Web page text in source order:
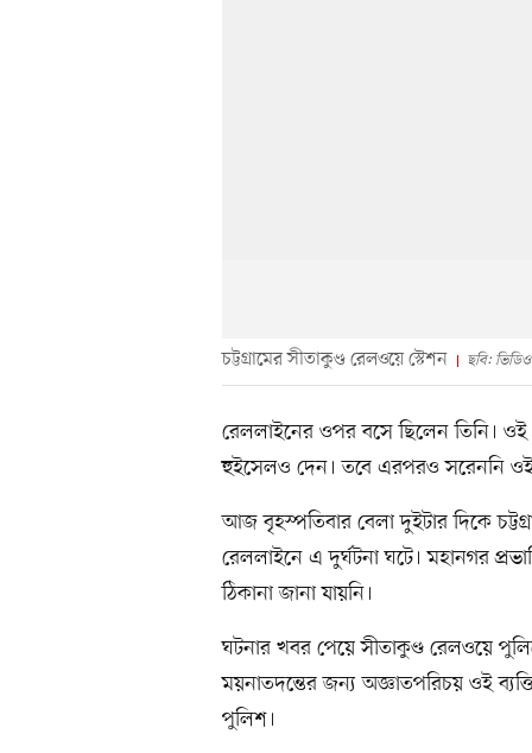
চট্টগ্রামের সীতাকুণ্ড রেলওয়ে স্টেশন ছবি:
রেললাইনের ওপর বসে ছিলেন তিনি।
হুইসেলও দেন। তবে এরপরও সরেননি ওই
আজ বৃহস্পতিবার বেলা দুইটার দিকে
রেললাইনে এ দুর্ঘটনা ঘটে। মহানগর
ঠিকানা জানা যায়নি।
ঘটনার খবর পেয়ে সীতাকুণ্ড রেলওয়ে
ময়নাতদন্তের জন্য অজ্ঞাতপরিচয় ওই
পুলিশ।